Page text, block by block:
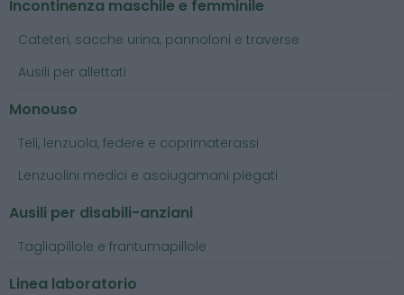
Incontinenza maschile e femminile
Cateteri, sacche urina, pannoloni e traverse
Ausili per allettati
Monouso
Teli, lenzuola, federe e coprimaterassi
Lenzuolini medici e asciugamani piegati
Ausili per disabili-anziani
Tagliapillole e frantumapillole
Linea laboratorio